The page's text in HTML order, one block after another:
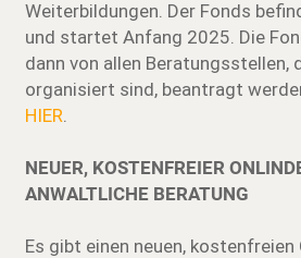
Weiterbildungen. Der Fonds
und startet Anfang 2025. Die
dann von allen Beratungsstellen,
organisiert sind, beantragt
HIER.
NEUER, KOSTENFREIER
ANWALTLICHE BERATUNG
Es gibt einen neuen,